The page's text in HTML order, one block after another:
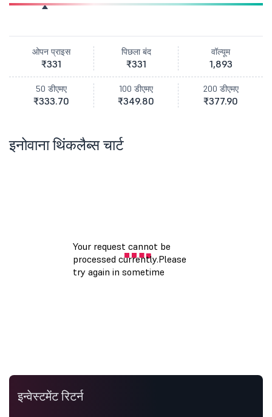
ओपन प्राइस
₹331
पिछला बंद
₹331
वॉल्यूम
1,893
50 डीएमए
₹333.70
100 डीएमए
₹349.80
200 डीएमए
₹377.90
इनोवाना थिंकलैब्स चार्ट
इन्वेस्टमेंट रिटर्न